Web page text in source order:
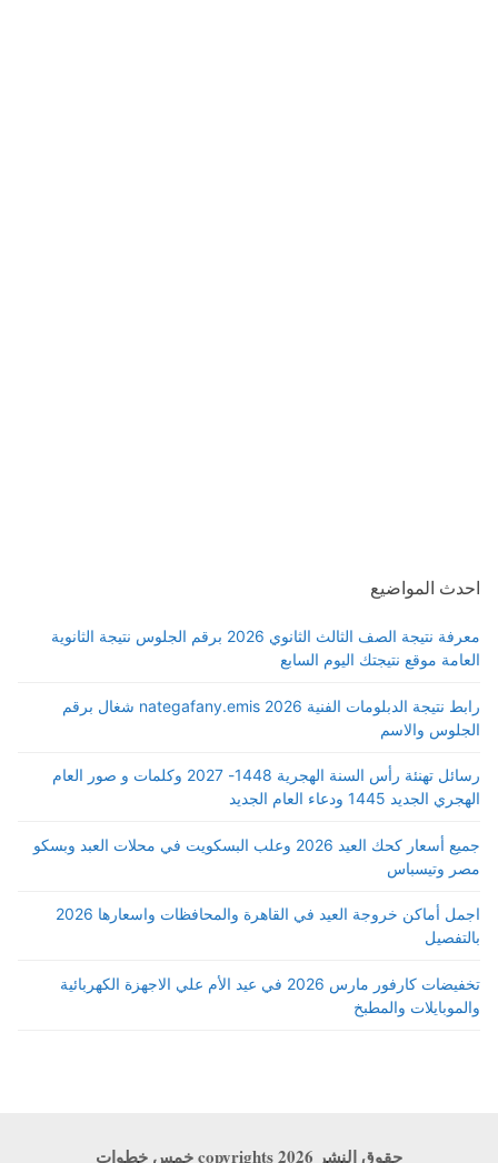
احدث المواضيع
معرفة نتيجة الصف الثالث الثانوي 2026 برقم الجلوس نتيجة الثانوية
العامة موقع نتيجتك اليوم السابع
رابط نتيجة الدبلومات الفنية 2026 nategafany.emis شغال برقم
الجلوس والاسم
رسائل تهنئة رأس السنة الهجرية 1448- 2027 وكلمات و صور العام
الهجري الجديد 1445 ودعاء العام الجديد
جميع أسعار كحك العيد 2026 وعلب البسكويت في محلات العبد وبسكو
مصر وتيسباس
اجمل أماكن خروجة العيد في القاهرة والمحافظات واسعارها 2026
بالتفصيل
تخفيضات كارفور مارس 2026 في عيد الأم علي الاجهزة الكهربائية
والموبايلات والمطبخ
حقوق النشر copyrights 2026 خمس خطوات